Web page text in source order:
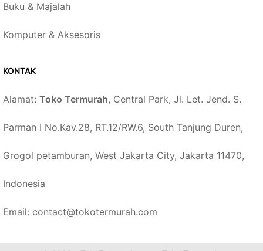
Buku & Majalah
Komputer & Aksesoris
KONTAK
Alamat: Toko Termurah, Central Park, Jl. Let. Jend. S.
Parman I No.Kav.28, RT.12/RW.6, South Tanjung Duren,
Grogol petamburan, West Jakarta City, Jakarta 11470,
Indonesia
Email: contact@tokotermurah.com